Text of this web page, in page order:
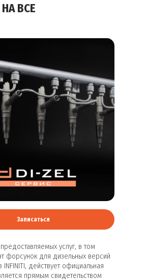
услуг, в том
форсунок для дизельных версий
действует официальная
прямым свидетельством
НА ВСЕ
Записаться